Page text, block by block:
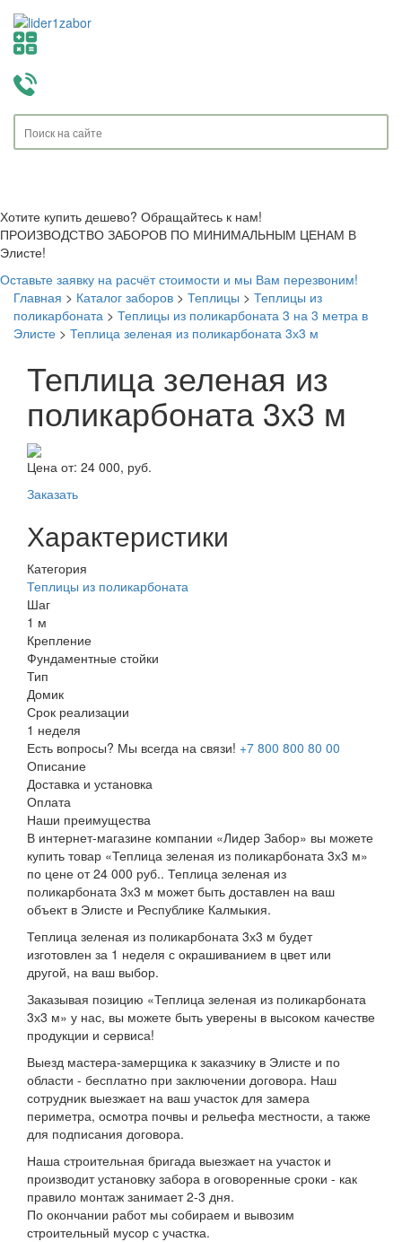
Хотите купить дешево? Обращайтесь к нам!
ПРОИЗВОДСТВО ЗАБОРОВ ПО МИНИМАЛЬНЫМ ЦЕНАМ В
Элисте!
Оставьте заявку на расчёт стоимости и мы Вам перезвоним!
Главная > Каталог заборов > Теплицы > Теплицы из
поликарбоната > Теплицы из поликарбоната 3 на 3 метра в
Элисте > Теплица зеленая из поликарбоната 3х3 м
Теплица зеленая из
поликарбоната 3х3 м
Цена от: 24 000, руб.
Заказать
Характеристики
Категория
Теплицы из поликарбоната
Шаг
1 м
Крепление
Фундаментные стойки
Тип
Домик
Срок реализации
1 неделя
Есть вопросы? Мы всегда на связи! +7 800 800 80 00
Описание
Доставка и установка
Оплата
Наши преимущества
В интернет-магазине компании «Лидер Забор» вы можете
купить товар «Теплица зеленая из поликарбоната 3х3 м»
по цене от 24 000 руб.. Теплица зеленая из
поликарбоната 3х3 м может быть доставлен на ваш
объект в Элисте и Республике Калмыкия.
Теплица зеленая из поликарбоната 3х3 м будет
изготовлен за 1 неделя с окрашиванием в цвет или
другой, на ваш выбор.
Заказывая позицию «Теплица зеленая из поликарбоната
3х3 м» у нас, вы можете быть уверены в высоком качестве
продукции и сервиса!
Выезд мастера-замерщика к заказчику в Элисте и по
области - бесплатно при заключении договора. Наш
сотрудник выезжает на ваш участок для замера
периметра, осмотра почвы и рельефа местности, а также
для подписания договора.
Наша строительная бригада выезжает на участок и
производит установку забора в оговоренные сроки - как
правило монтаж занимает 2-3 дня.
По окончании работ мы собираем и вывозим
строительный мусор с участка.